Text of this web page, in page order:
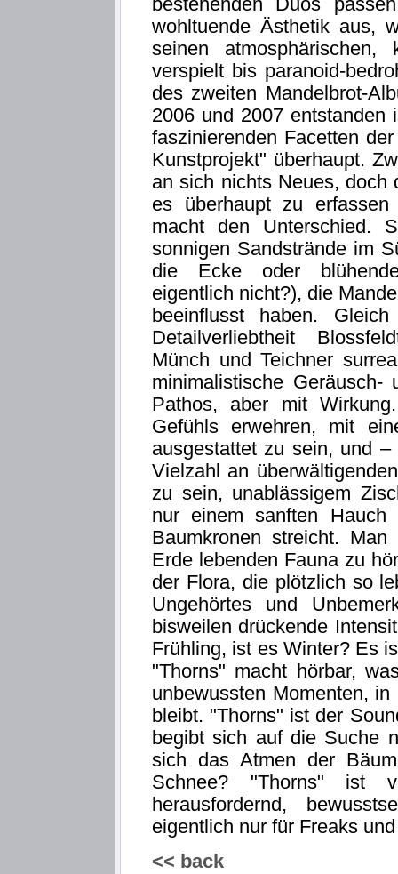
bestehenden Duos
wohltuende Ästhetik aus,
seinen
verspielt bis paranoid-
des zweiten Mandelbrot-
2006 und 2007 entstanden
faszinierenden Facetten
Kunstprojekt" überhaupt.
an sich nichts Neues, doch
es überhaupt zu
macht den Unterschied.
sonnigen Sandstrände im
die Ecke oder blühende
eigentlich nicht?), die
beeinflusst haben.
Detailverliebtheit
Münch und Teichner
minimalistische
Pathos, aber mit
Gefühls erwehren, mit
ausgestattet zu sein, und
Vielzahl an
zu sein, unablässigem
nur einem sanften
Baumkronen streicht.
Erde lebenden Fauna zu
der Flora, die plötzlich so
Ungehörtes und
bisweilen drückende
Frühling, ist es Winter? Es
"Thorns" macht hörbar,
unbewussten Momenten,
bleibt. "Thorns" ist der
begibt sich auf die Suche
sich das Atmen der
Schnee? "Thorns" ist
herausfordernd,
eigentlich nur für Freaks
<< back